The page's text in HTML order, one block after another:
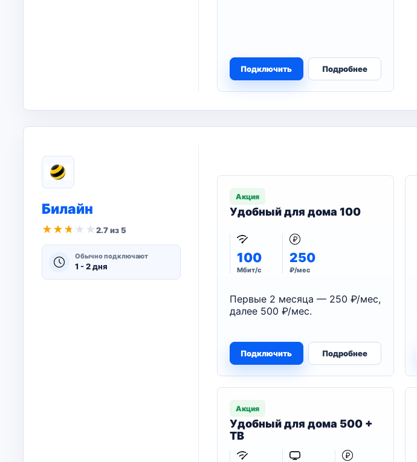
Подключить Подробнее
Билайн
★ ★ ★ ★ ★2.7 из 5
Обычно подключают
1 - 2 дня
Акция
Удобный для дома 100
100
Мбит/с
250
₽/мес
Первые 2 месяца — 250 ₽/мес,
далее 500 ₽/мес.
Подключить Подробнее
Акция
Удобный для дома 500 +
ТВ